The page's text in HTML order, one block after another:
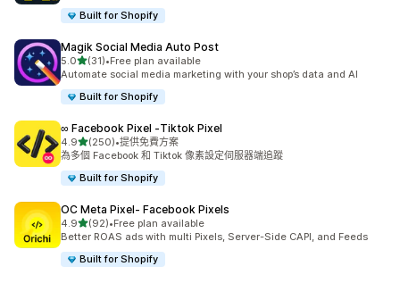
Built for Shopify
Magik Social Media Auto Post
5.0滿分 5 顆星
(31)
共有 31 則評價
•Free plan available
Automate social media marketing with your shop’s data and AI
Built for Shopify
∞ Facebook Pixel ‑Tiktok Pixel
4.9滿分 5 顆星
(250)
共有 250 則評價
•提供免費方案
為多個 Facebook 和 Tiktok 像素設定伺服器端追蹤
Built for Shopify
OC Meta Pixel‑ Facebook Pixels
4.9滿分 5 顆星
(92)
共有 92 則評價
•Free plan available
Better ROAS ads with multi Pixels, Server-Side CAPI, and Feeds
Built for Shopify